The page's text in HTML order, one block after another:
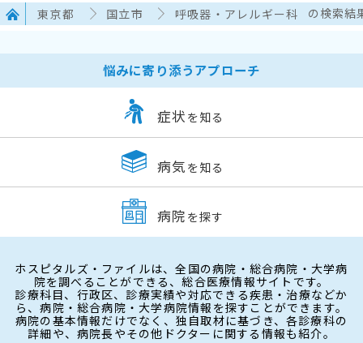
東京都 国立市 呼吸器・アレルギー科 の検索結
悩みに寄り添うアプローチ
症状 を知る
病気 を知る
病院 を探す
ホスピタルズ・ファイルは、全国の病院・総合病院・大学病
院を調べることができる、総合医療情報サイトです。
診療科目、行政区、診療実績や対応できる疾患・治療などか
ら、病院・総合病院・大学病院情報を探すことができます。
病院の基本情報だけでなく、独自取材に基づき、各診療科の
詳細や、病院長やその他ドクターに関する情報も紹介。